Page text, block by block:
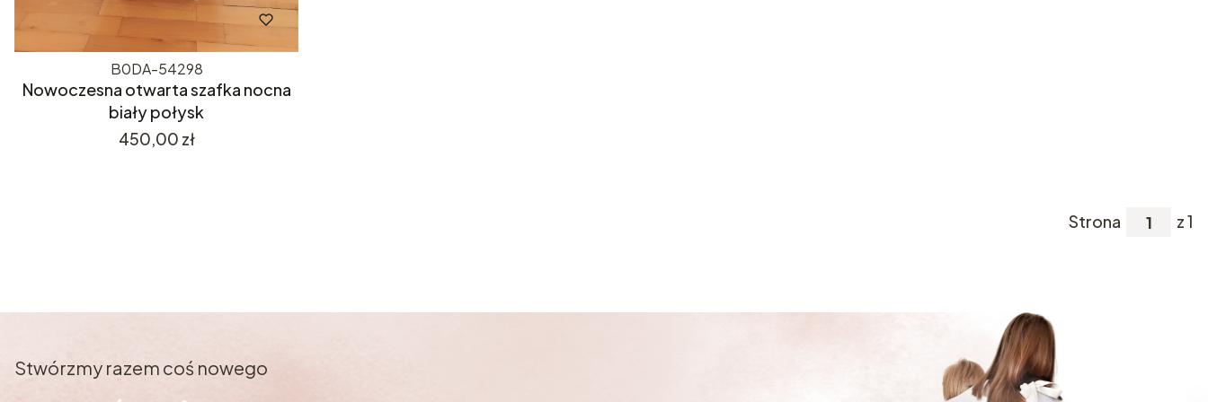
B0DA-54298
Nowoczesna otwarta szafka nocna
biały połysk
Cena
450,00 zł
Strona z 1
Stwórzmy razem coś nowego